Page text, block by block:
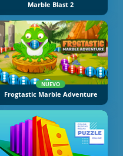
Marble Blast 2
NUEVO
Frogtastic Marble Adventure